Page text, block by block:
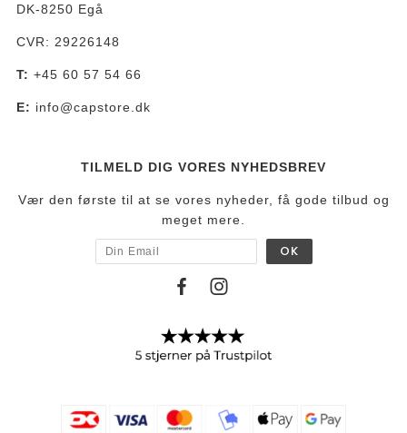
DK-8250 Egå
CVR: 29226148
T: +45 60 57 54 66
E: info@capstore.dk
TILMELD DIG VORES NYHEDSBREV
Vær den første til at se vores nyheder, få gode tilbud og
meget mere.